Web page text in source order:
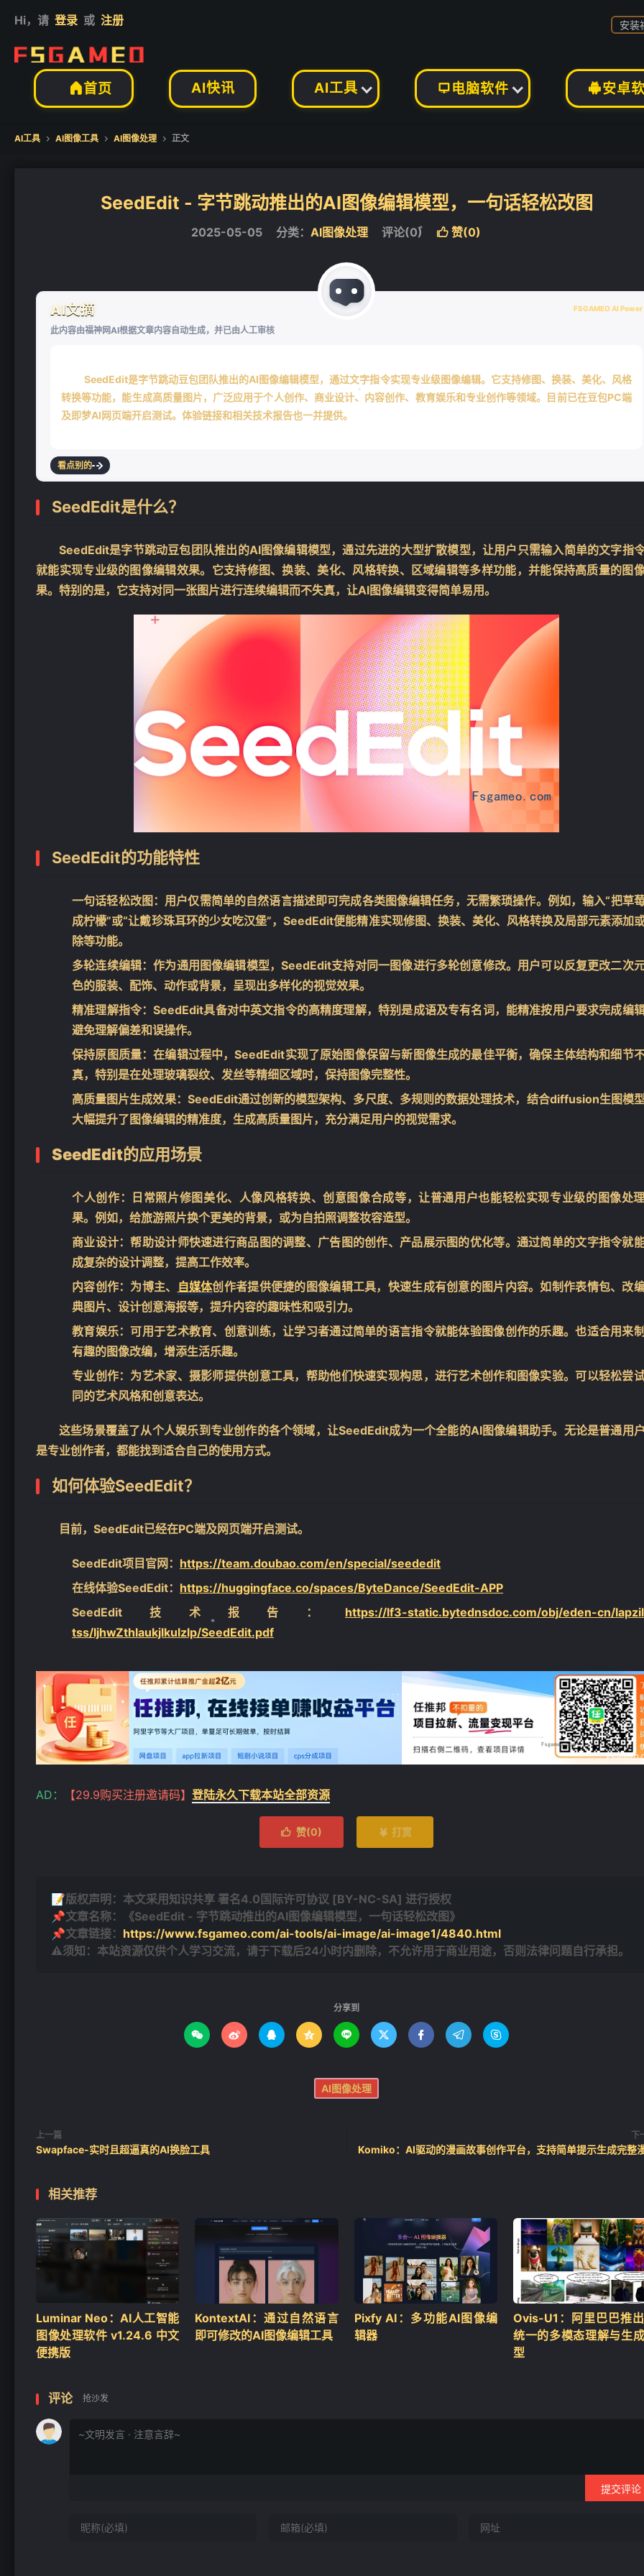
首页 AI快讯 AI工具  电脑软件 安卓
安装
Hi，请 登录 或 注册
AI工具  AI图像工具  AI图像处理  正文
SeedEdit - 字节跳动推出的AI图像编辑模型，一句话轻松改图
2025-05-05 分类： AI图像处理 评论(0)  赞(0)
AI文摘
此内容由福神网AI根据文章内容自动生成，并已由人工审核
FSGAMEO AI Power
SeedEdit是字节跳动豆包团队推出的AI图像编辑模型，通过文字指令实现专业级图像编辑。它支持修图、换装、美化、风格
转换等功能，能生成高质量图片，广泛应用于个人创作、商业设计、内容创作、教育娱乐和专业创作等领域。目前已在豆包PC端
及即梦AI网页端开启测试。体验链接和相关技术报告也一并提供。
看点别的
SeedEdit是什么？
SeedEdit是字节跳动豆包团队推出的AI图像编辑模型，通过先进的大型扩散模型，让用户只需输入简单的文字指令
就能实现专业级的图像编辑效果。它支持修图、换装、美化、风格转换、区域编辑等多样功能，并能保持高质量的图
果。特别的是，它支持对同一张图片进行连续编辑而不失真，让AI图像编辑变得简单易用。
SeedEdit的功能特性
一句话轻松改图 ：用户仅需简单的自然语言描述即可完成各类图像编辑任务，无需繁琐操作。例如，输入“把草
成柠檬”或“让戴珍珠耳环的少女吃汉堡”，SeedEdit便能精准实现修图、换装、美化、风格转换及局部元素添加
除等功能。
多轮连续编辑：作为通用图像编辑模型，SeedEdit支持对同一图像进行多轮创意修改。用户可以反复更改二次
色的服装、配饰、动作或背景，呈现出多样化的视觉效果。
精准理解指令：SeedEdit具备对中英文指令的高精度理解，特别是成语及专有名词，能精准按用户要求完成编辑
避免理解偏差和误操作。
保持原图质量：在编辑过程中，SeedEdit实现了原始图像保留与新图像生成的最佳平衡，确保主体结构和细节
真，特别是在处理玻璃裂纹、发丝等精细区域时，保持图像完整性。
高质量图片生成效果：SeedEdit通过创新的模型架构、多尺度、多规则的数据处理技术，结合diffusion生图模型
大幅提升了图像编辑的精准度，生成高质量图片，充分满足用户的视觉需求。
SeedEdit的应用场景
个人创作 ：日常照片修图美化、人像风格转换、创意图像合成等，让普通用户也能轻松实现专业级的图像处
果。例如，给旅游照片换个更美的背景，或为自拍照调整妆容造型。
商业设计：帮助设计师快速进行商品图的调整、广告图的创作、产品展示图的优化等。通过简单的文字指令就
成复杂的设计调整，提高工作效率。
内容创作：为博主、 自媒体创作者提供便捷的图像编辑工具，快速生成有创意的图片内容。如制作表情包、改
典图片、设计创意海报等，提升内容的趣味性和吸引力。
教育娱乐：可用于艺术教育、创意训练，让学习者通过简单的语言指令就能体验图像创作的乐趣。也适合用来
有趣的图像改编，增添生活乐趣。
专业创作：为艺术家、摄影师提供创意工具，帮助他们快速实现构思，进行艺术创作和图像实验。可以轻松尝
同的艺术风格和创意表达。
这些场景覆盖了从个人娱乐到专业创作的各个领域，让SeedEdit成为一个全能的AI图像编辑助手。无论是普通用
是专业创作者，都能找到适合自己的使用方式。
如何体验SeedEdit？
目前，SeedEdit已经在PC端及网页端开启测试。
SeedEdit项目官网： https://team.doubao.com/en/special/seededit
在线体验SeedEdit： https://huggingface.co/spaces/ByteDance/SeedEdit-APP
SeedEdit技术报告： https://lf3-static.bytednsdoc.com/obj/eden-cn/
tss/ljhwZthlaukjlkulzlp/SeedEdit.pdf
AD： 【29.9购买注册邀请码】 登陆永久下载本站全部资源
 赞(0)  打赏
📝版权声明：本文采用知识共享 署名4.0国际许可协议 [BY-NC-SA] 进行授权
📌文章名称：《SeedEdit - 字节跳动推出的AI图像编辑模型，一句话轻松改图》
📌文章链接： https://www.fsgameo.com/ai-tools/ai-image/ai-image1/4840.html
⚠须知：本站资源仅供个人学习交流，请于下载后24小时内删除，不允许用于商业用途，否则法律问题自行承担。
分享到
        
AI图像处理
上一篇
Swapface-实时且超逼真的AI换脸工具
下
Komiko：AI驱动的漫画故事创作平台，支持简单提示生成完整
相关推荐
Luminar Neo：AI人工智能
图像处理软件 v1.24.6 中文
便携版
KontextAI：通过自然语言
即可修改的AI图像编辑工具
Pixfy AI：多功能AI图像编
辑器
Ovis-U1：阿里巴巴推
统一的多模态理解与生
型
评论 抢沙发
提交评论